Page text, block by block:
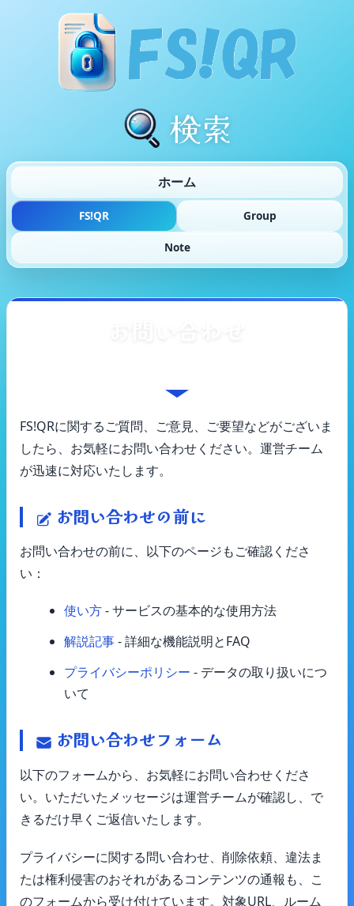
検索
ホーム
FS!QR Group
Note
FS!QRに関するご質問、ご意見、ご要望などがございま
したら、お気軽にお問い合わせください。運営チーム
が迅速に対応いたします。
お問い合わせの前に
お問い合わせの前に、以下のページもご確認くださ
い：
使い方- サービスの基本的な使用方法
解説記事- 詳細な機能説明とFAQ
プライバシーポリシー - データの取り扱いにつ
いて
お問い合わせフォーム
以下のフォームから、お気軽にお問い合わせくださ
い。いただいたメッセージは運営チームが確認し、で
きるだけ早くご返信いたします。
プライバシーに関する問い合わせ、削除依頼、違法ま
たは権利侵害のおそれがあるコンテンツの通報も、こ
のフォームから受け付けています。対象URL、ルーム